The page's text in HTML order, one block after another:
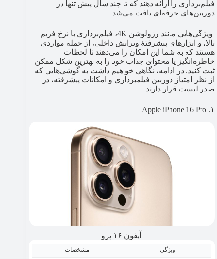
فیلم‌برداری را ارائه دهند که تا چند سال پیش تنها در
دوربین‌های حرفه‌ای یافت می‌شد.
ویژگی‌هایی مانند رزولوشن 4K، فیلم‌برداری با نرخ فریم
بالا، و ابزارهای پیشرفتهٔ ویرایش داخلی، از جمله مواردی
هستند که به شما این امکان را می‌دهند تا لحظات
خاطره‌انگیز یا محتوای جذاب خود را به بهترین شکل ممکن
ثبت کنید. در ادامه، نگاهی خواهیم داشت به گوشی‌هایی که
از نظر امتیاز دوربین فیلمبرداری و امکانات پیشرفته، در
صدر لیست قرار دارند.
۱. Apple iPhone 16 Pro
آیفون ۱۶ پرو
ویژگی مشخصات